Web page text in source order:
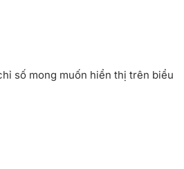
số mong muốn hiển thị trên biểu